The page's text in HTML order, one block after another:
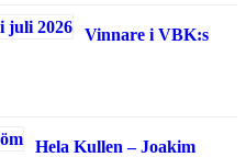
Vinnare i VBK:s
Hela Kullen – Joakim